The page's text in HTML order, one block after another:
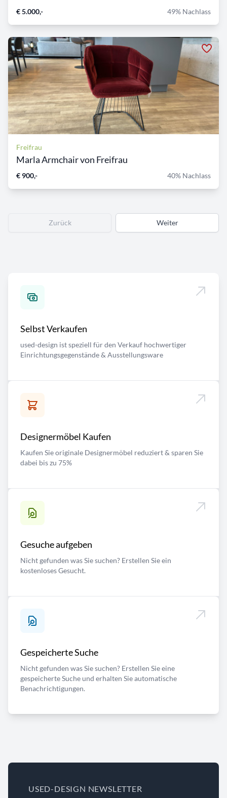
€ 5.000,- 49% Nachlass
Freifrau
Marla Armchair von Freifrau
€ 900,- 40% Nachlass
Zurück Weiter
Selbst Verkaufen
used-design ist speziell für den Verkauf hochwertiger
Einrichtungsgegenstände & Ausstellungsware
Designermöbel Kaufen
Kaufen Sie originale Designermöbel reduziert & sparen Sie
dabei bis zu 75%
Gesuche aufgeben
Nicht gefunden was Sie suchen? Erstellen Sie ein
kostenloses Gesucht.
Gespeicherte Suche
Nicht gefunden was Sie suchen? Erstellen Sie eine
gespeicherte Suche und erhalten Sie automatische
Benachrichtigungen.
USED-DESIGN NEWSLETTER